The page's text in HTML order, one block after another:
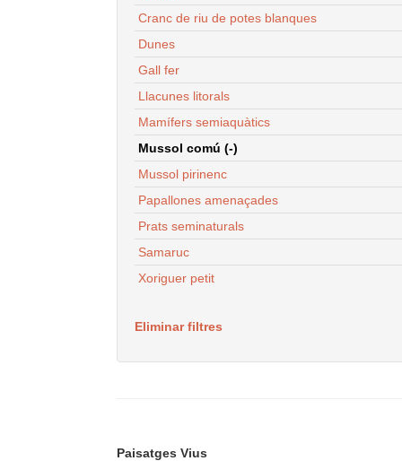
Cranc de riu de potes blanques
Dunes
Gall fer
Llacunes litorals
Mamífers semiaquàtics
Mussol comú (-)
Mussol pirinenc
Papallones amenaçades
Prats seminaturals
Samaruc
Xoriguer petit
Eliminar filtres
Paisatges Vius